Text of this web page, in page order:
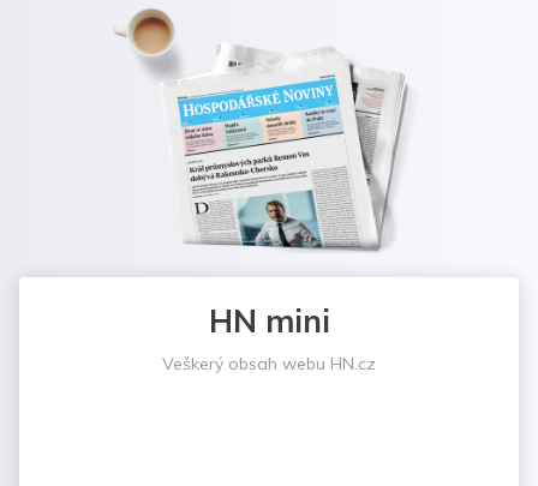
HN mini
Veškerý obsah webu HN.cz